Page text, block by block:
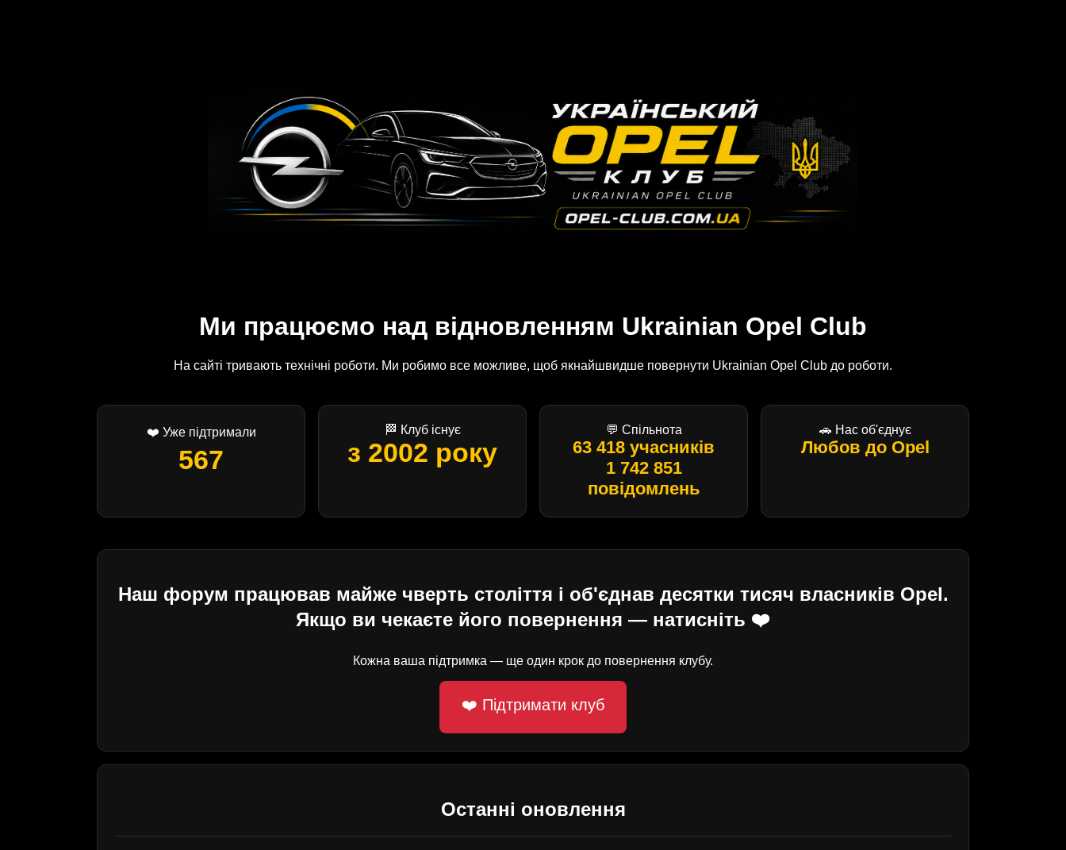
Ми працюємо над відновленням Ukrainian Opel Club
На сайті тривають технічні роботи. Ми робимо все можливе, щоб якнайшвидше повернути Ukrainian Opel Club до роботи.
❤️ Уже підтримали
567
🏁 Клуб існує
з 2002 року
💬 Спільнота
63 418 учасників
1 742 851
повідомлень
🚗 Нас об'єднує
Любов до Opel
Наш форум працював майже чверть століття і об'єднав десятки тисяч власників Opel.
Якщо ви чекаєте його повернення — натисніть ❤️
Кожна ваша підтримка — ще один крок до повернення клубу.
❤️ Підтримати клуб
Останні оновлення